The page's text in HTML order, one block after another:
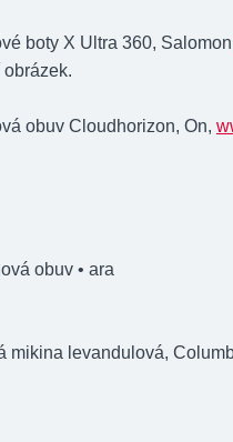
boty X Ultra 360,
obuv Cloudhorizon, On,
obuv • ara
mikina levandulová,